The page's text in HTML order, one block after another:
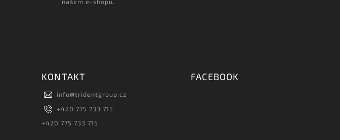
našem e-shopu.
KONTAKT
info@tridentgroup.cz
+420 775 733 715
+420 775 733 715
FACEBOOK